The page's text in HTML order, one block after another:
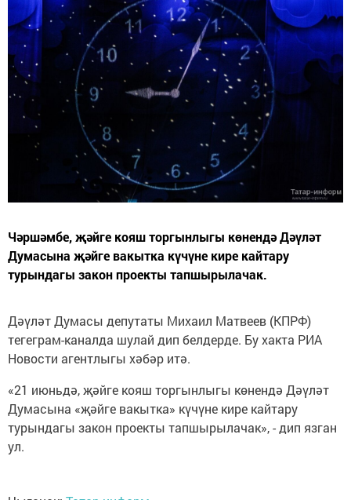
Чәршәмбе, җәйге кояш торгынлыгы көнендә Дәүләт
Думасына җәйге вакытка күчүне кире кайтару
турындагы закон проекты тапшырылачак.
Дәүләт Думасы депутаты Михаил Матвеев (КПРФ)
тегеграм-каналда шулай дип белдерде. Бу хакта РИА
Новости агентлыгы хәбәр итә.
«21 июньдә, җәйге кояш торгынлыгы көнендә Дәүләт
Думасына «җәйге вакытка» күчүне кире кайтару
турындагы закон проекты тапшырылачак», - дип язган
ул.